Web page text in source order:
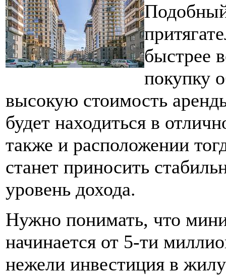
быстрее
покупку
высокую стоимость
будет находиться в
также и расположении
станет приносить
уровень дохода.
Нужно понимать, что
начинается от 5-ти
нежели инвестиция в